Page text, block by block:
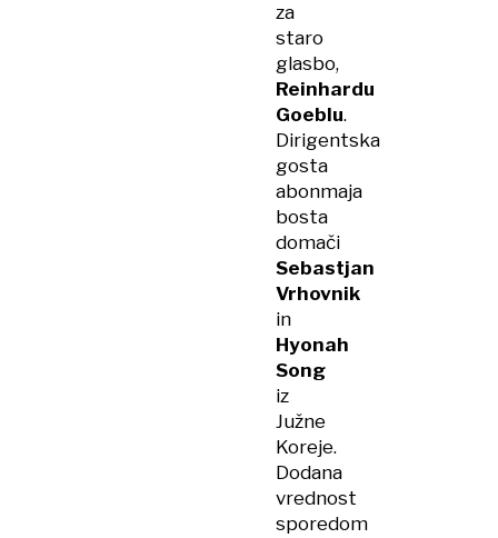
za
staro
glasbo,
Reinhardu
Goeblu.
Dirigentska
gosta
abonmaja
bosta
domači
Sebastjan
Vrhovnik
in
Hyonah
Song
iz
Južne
Koreje.
Dodana
vrednost
sporedom